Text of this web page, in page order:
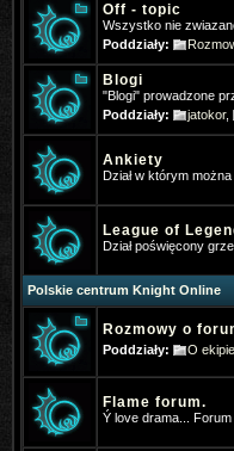
Off - topic
Wszystko nie
Poddziały:
Blogi
"Blogi" prowadzone
Poddziały:
jatokor,
Ankiety
Dział w którym
League of
Dział poświęcony
Polskie centrum Knight Online
Rozmowy o
Poddziały: O ekipie
Flame forum.
Ý love drama...
Gloria
Jak
Vey -
Ja
*Hangman